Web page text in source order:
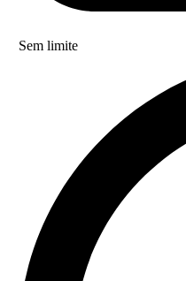
Sem limite